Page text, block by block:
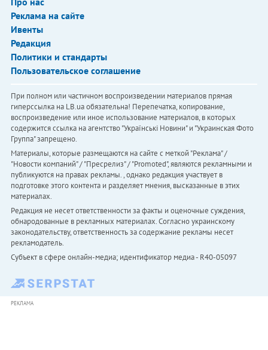
Реклама на сайте
Ивенты
Редакция
Политики и стандарты
Пользовательское соглашение
При полном или частичном воспроизведении материалов прямая
гиперссылка на LB.ua обязательна! Перепечатка, копирование,
воспроизведение или иное использование материалов, в которых
содержится ссылка на агентство "Українськi Новини" и "Украинская Фото
Группа" запрещено.
Материалы, которые размещаются на сайте с меткой "Реклама" /
"Новости компаний" / "Пресрелиз" / "Promoted", являются рекламными и
публикуются на правах рекламы. , однако редакция участвует в
подготовке этого контента и разделяет мнения, высказанные в этих
материалах.
Редакция не несет ответственности за факты и оценочные суждения,
обнародованные в рекламных материалах. Согласно украинскому
законодательству, ответственность за содержание рекламы несет
рекламодатель.
Субъект в сфере онлайн-медиа; идентификатор медиа - R40-05097
РЕКЛАМА